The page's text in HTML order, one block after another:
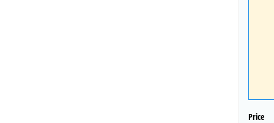
Price